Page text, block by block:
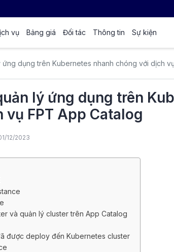
vụ Bảng giá Đối tác Thông tin Sự kiện
ứng dụng trên Kubernetes nhanh chóng với dịch
lý ứng dụng trên
FPT App Catalog
12/2023
và quản lý cluster trên App Catalog
được deploy đến Kubernetes cluster